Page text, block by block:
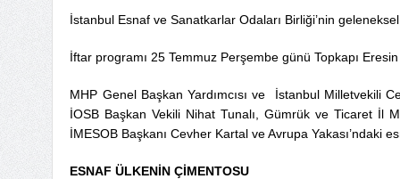
İstanbul Esnaf ve Sanatkarlar Odaları Birliği’nin
İftar programı 25 Temmuz Perşembe günü Topkapı
MHP Genel Başkan Yardımcısı ve İstanbul Milletvekili
İOSB Başkan Vekili Nihat Tunalı, Gümrük ve Ticaret İl
İMESOB Başkanı Cevher Kartal ve Avrupa Yakası’ndaki
ESNAF ÜLKENİN ÇİMENTOSU